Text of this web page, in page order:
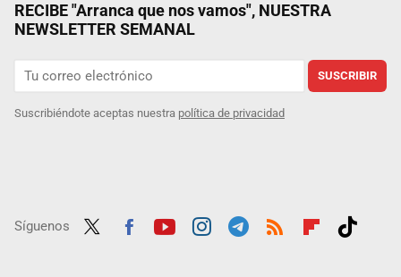
RECIBE "Arranca que nos vamos", NUESTRA
NEWSLETTER SEMANAL
SUSCRIBIR
Suscribiéndote aceptas nuestra política de privacidad
Síguenos